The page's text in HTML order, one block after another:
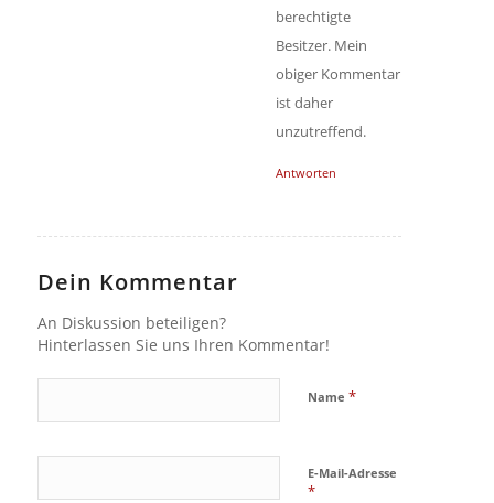
berechtigte
Besitzer. Mein
obiger Kommentar
ist daher
unzutreffend.
Antworten
Dein Kommentar
An Diskussion beteiligen?
Hinterlassen Sie uns Ihren Kommentar!
Name *
E-Mail-Adresse
*